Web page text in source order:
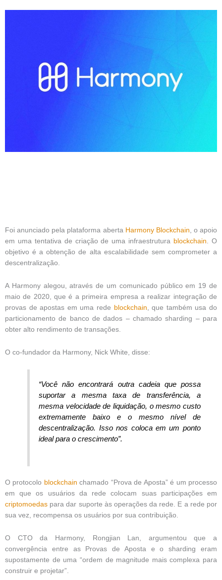
Foi anunciado pela plataforma aberta Harmony Blockchain , o apoio
em uma tentativa de criação de uma infraestrutura blockchain . O
objetivo é a obtenção de alta escalabilidade sem comprometer a
descentralização.
A Harmony alegou, através de um comunicado público em 19 de
maio de 2020, que é a primeira empresa a realizar integração de
provas de apostas em uma rede blockchain , que também usa do
particionamento de banco de dados – chamado sharding – para
obter alto rendimento de transações.
O co-fundador da Harmony, Nick White, disse:
“Você não encontrará outra cadeia que possa
suportar a mesma taxa de transferência, a
mesma velocidade de liquidação, o mesmo custo
extremamente baixo e o mesmo nível de
descentralização. Isso nos coloca em um ponto
ideal para o crescimento”.
O protocolo blockchain chamado “Prova de Aposta” é um processo
em que os usuários da rede colocam suas participações em
criptomoedas para dar suporte às operações da rede. E a rede por
sua vez, recompensa os usuários por sua contribuição.
O CTO da Harmony, Rongjian Lan, argumentou que a
convergência entre as Provas de Aposta e o sharding eram
supostamente de uma “ordem de magnitude mais complexa para
construir e projetar”.